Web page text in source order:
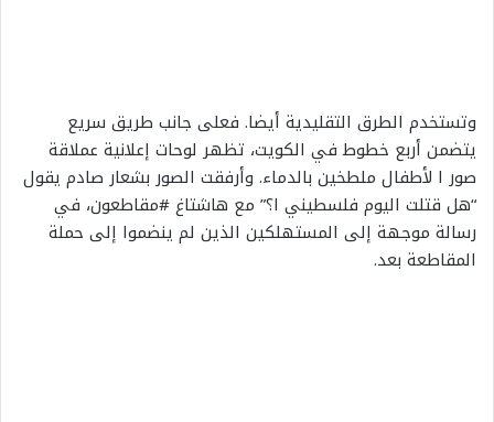
وتستخدم الطرق التقليدية أيضا. فعلى جانب طريق سريع
يتضمن أربع خطوط في الكويت، تظهر لوحات إعلانية عملاقة
صور ا لأطفال ملطخين بالدماء. وأرفقت الصور بشعار صادم يقول
“هل قتلت اليوم فلسطيني ا؟” مع هاشتاغ #مقاطعون، في
رسالة موجهة إلى المستهلكين الذين لم ينضموا إلى حملة
المقاطعة بعد.